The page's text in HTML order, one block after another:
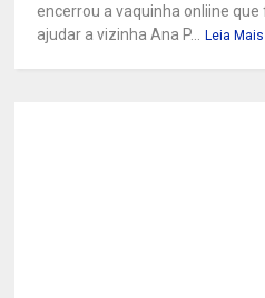
encerrou a vaquinha onliine
ajudar a vizinha Ana P...
Leia Mais